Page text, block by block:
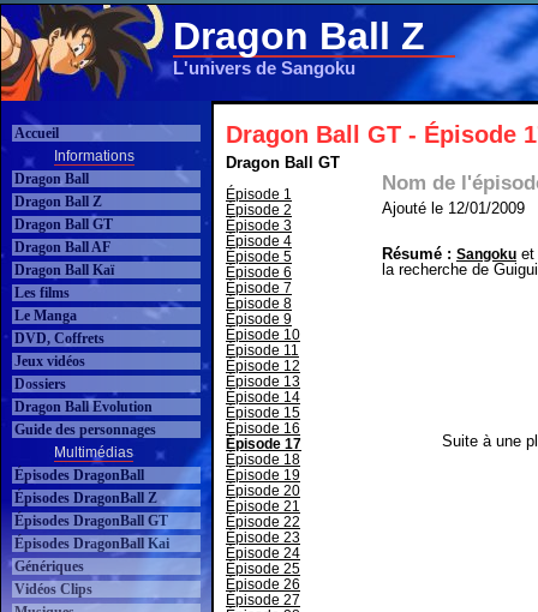
Dragon Ball Z
L'univers de Sangoku
Accueil
Informations
Dragon Ball
Dragon Ball Z
Dragon Ball GT
Dragon Ball AF
Dragon Ball Kaï
Les films
Le Manga
DVD, Coffrets
Jeux vidéos
Dossiers
Dragon Ball Evolution
Guide des personnages
Multimédias
Épisodes DragonBall
Épisodes DragonBall Z
Épisodes DragonBall GT
Épisodes DragonBall Kai
Génériques
Vidéos Clips
Dragon Ball GT - Épisode
Dragon Ball GT
Épisode 1
Épisode 2
Épisode 3
Épisode 4
Épisode 5
Épisode 6
Épisode 7
Épisode 8
Épisode 9
Épisode 10
Épisode 11
Épisode 12
Épisode 13
Épisode 14
Épisode 15
Épisode 16
Épisode 17
Épisode 18
Épisode 19
Épisode 20
Épisode 21
Épisode 22
Épisode 23
Épisode 24
Épisode 25
Épisode 26
Épisode 27
Nom de
Ajouté le 12/01/2009
Résumé : Sangoku et
la recherche de
Suite à une